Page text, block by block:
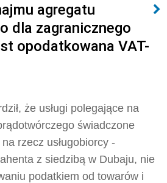
agregatu
dla zagranicznego
opodatkowana VAT-
że usługi polegające na
świadczone
rzecz usługobiorcy -
z siedzibą w Dubaju, nie
podatkiem od towarów i